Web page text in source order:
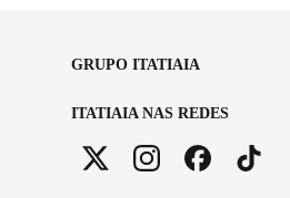
GRUPO ITATIAIA
ITATIAIA NAS REDES